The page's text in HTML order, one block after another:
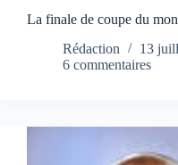
La finale de coupe du
Rédaction
13
6 commentaires